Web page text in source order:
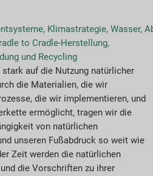
, Klimastrategie, Wasser,
to Cradle-Herstellung,
und Recycling
auf die Nutzung natürlicher
die Materialien, die wir
die wir implementieren, und
ermöglicht, tragen wir die
von natürlichen
unseren Fußabdruck so weit wie
Zeit werden die natürlichen
die Vorschriften zu ihrer